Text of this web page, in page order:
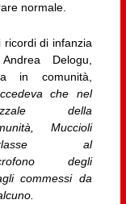
normale.
ricordi di infanzia
Delogu,
in comunità,
che nel
della
Muccioli
al
degli
commessi da